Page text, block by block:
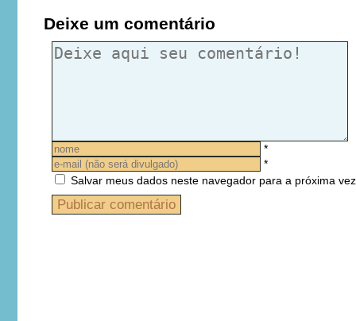
Deixe um comentário
*
*
Salvar meus dados neste navegador para a próxima